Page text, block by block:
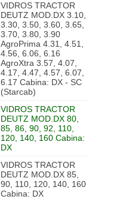
VIDROS TRACTOR
DEUTZ MOD.DX 3.10,
3.30, 3.50, 3.60, 3.65,
3.70, 3.80, 3.90
AgroPrima 4.31, 4.51,
4.56, 6.06, 6.16
AgroXtra 3.57, 4.07,
4.17, 4.47, 4.57, 6.07,
6.17 Cabina: DX - SC
(Starcab)
VIDROS TRACTOR
DEUTZ MOD.DX 80,
85, 86, 90, 92, 110,
120, 140, 160 Cabina:
DX
VIDROS TRACTOR
DEUTZ MOD.DX 85,
90, 110, 120, 140, 160
Cabina: DX